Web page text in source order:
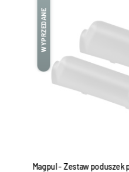
WYPRZEDANE
Magpul - Zestaw poduszek